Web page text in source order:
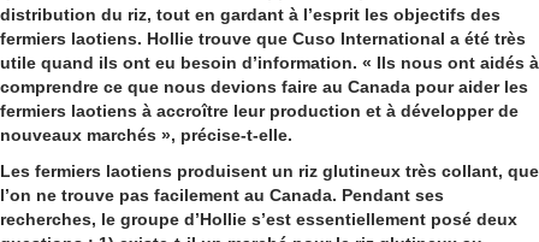
distribution du riz, tout en gardant à l’esprit les objectifs des
fermiers laotiens. Hollie trouve que Cuso International a été très
utile quand ils ont eu besoin d’information. « Ils nous ont aidés à
comprendre ce que nous devions faire au Canada pour aider les
fermiers laotiens à accroître leur production et à développer de
nouveaux marchés », précise-t-elle.
Les fermiers laotiens produisent un riz glutineux très collant, que
l’on ne trouve pas facilement au Canada. Pendant ses
recherches, le groupe d’Hollie s’est essentiellement posé deux